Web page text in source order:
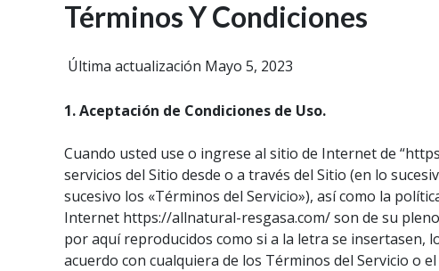
Términos Y Condiciones
Última actualización Mayo 5, 2023
1. Aceptación de Condiciones de Uso.
Cuando usted use o ingrese al sitio de Internet de
servicios del Sitio desde o a través del Sitio (en lo
sucesivo los «Términos del Servicio»), así como la política
Internet https://allnatural-resgasa.com/ son de su
por aquí reproducidos como si a la letra se insertasen,
acuerdo con cualquiera de los Términos del Servicio o